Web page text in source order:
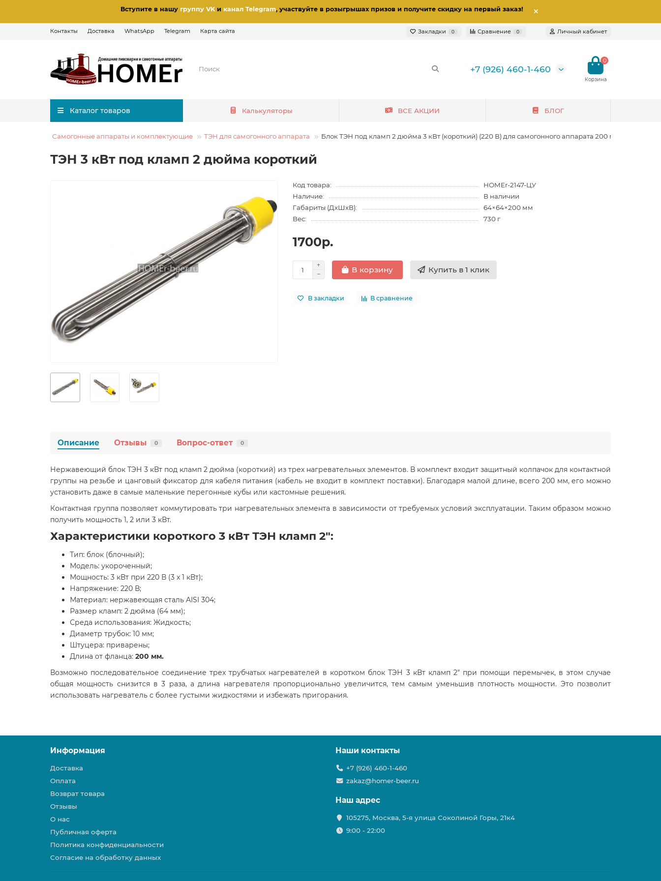
Вступите в нашу группу VKи канал Telegram, участвуйте в розыгрышах призов и получите скидку на первый заказ!
Контакты Доставка WhatsApp Telegram Карта сайта Закладки 0 Сравнение 0 Личный кабинет
+7 (926) 460-1-460
0
Каталог товаров Калькуляторы ВСЕ АКЦИИ БЛОГ
Самогонные аппараты и комплектующие ТЭН для самогонного аппарата Блок ТЭН под кламп 2 дюйма 3 кВт (короткий) (220 В) для самогонного аппарата 200 мм
ТЭН 3 кВт под кламп 2 дюйма короткий
Код товара:
HOMEr-2147-ЦУ
Наличие:
В наличии
Габариты (ДхШхВ):
64×64×200 мм
Вес:
730 г
1700р.
В корзину Купить в 1 клик
В закладки В сравнение
Описание Отзывы 0 Вопрос-ответ 0
Нержавеющий блок ТЭН 3 кВт под кламп 2 дюйма (короткий) из трех нагревательных элементов. В комплект входит защитный колпачок для контактной
группы на резьбе и цанговый фиксатор для кабеля питания (кабель не входит в комплект поставки). Благодаря малой длине, всего 200 мм, его можно
установить даже в самые маленькие перегонные кубы или кастомные решения.
Контактная группа позволяет коммутировать три нагревательных элемента в зависимости от требуемых условий эксплуатации. Таким образом можно
получить мощность 1, 2 или 3 кВт.
Характеристики короткого 3 кВт ТЭН кламп 2":
Тип: блок (блочный);
Модель: укороченный;
Мощность: 3 кВт при 220 В (3 x 1 кВт);
Напряжение: 220 В;
Материал: нержавеющая сталь AISI 304;
Размер кламп: 2 дюйма (64 мм);
Среда использования: Жидкость;
Диаметр трубок: 10 мм;
Штуцера: приварены;
Длина от фланца: 200 мм.
Возможно последовательное соединение трех трубчатых нагревателей в коротком блок ТЭН 3 кВт кламп 2" при помощи перемычек, в этом случае
общая мощность снизится в 3 раза, а длина нагревателя пропорционально увеличится, тем самым уменьшив плотность мощности. Это позволит
использовать нагреватель с более густыми жидкостями и избежать пригорания.
Информация
Доставка
Оплата
Возврат товара
Отзывы
О нас
Публичная оферта
Политика конфиденциальности
Согласие на обработку данных
Наши контакты
+7 (926) 460-1-460
zakaz@homer-beer.ru
Наш адрес
105275, Москва, 5-я улица Соколиной Горы, 21к4
9:00 - 22:00